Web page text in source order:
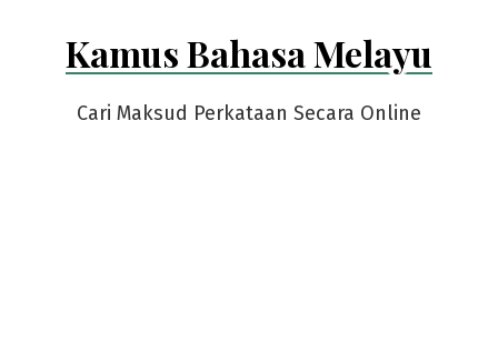
Kamus Bahasa Melayu
Cari Maksud Perkataan Secara Online